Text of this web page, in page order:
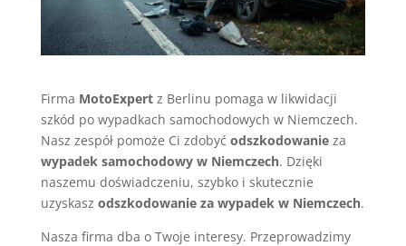
Firma MotoExpertz Berlinu pomaga w likwidacji
szkód po wypadkach samochodowych w Niemczech.
Nasz zespół pomoże Ci zdobyć odszkodowanieza
wypadek samochodowy w Niemczech. Dzięki
naszemu doświadczeniu, szybko i skutecznie
uzyskasz odszkodowanie za wypadek w Niemczech.
Nasza firma dba o Twoje interesy. Przeprowadzimy